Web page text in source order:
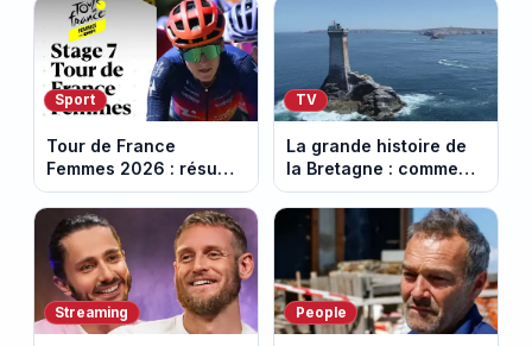
Sport
Tour de France
Femmes 2026 : résumé
vidéo de la 7e étape
avec l'ascension du
Mont Ventoux
TV
La grande histoire de
la Bretagne : comment
les Bretons ont
défendu leur culture
au fil des décennies
Streaming People